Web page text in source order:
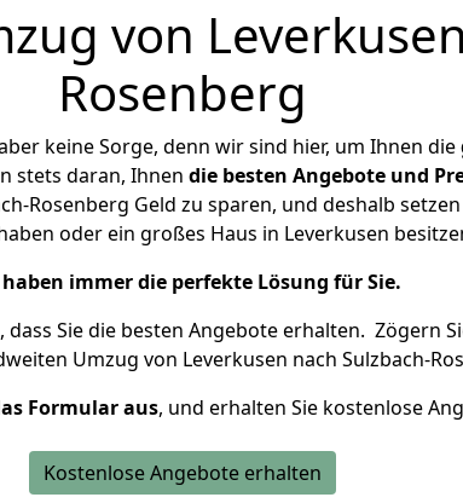
von
Rosenberg
keine Sorge, denn wir sind hier, um Ihnen die
stets daran, Ihnen die besten Angebote und
Rosenberg Geld zu sparen, und deshalb
oder ein großes Haus in Leverkusen
immer die perfekte Lösung für Sie.
Sie die besten Angebote erhalten. Zögern
Umzug von Leverkusen nach Sulzbach-
Formular aus, und erhalten Sie kostenlose
Kostenlose Angebote erhalten